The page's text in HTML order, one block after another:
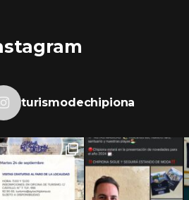
turismodechipiona